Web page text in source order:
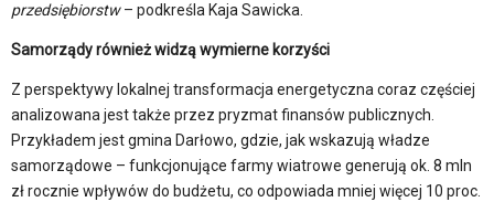
przedsiębiorstw– podkreśla Kaja Sawicka.
Samorządy również widzą wymierne korzyści
Z perspektywy lokalnej transformacja energetyczna coraz częściej
analizowana jest także przez pryzmat finansów publicznych.
Przykładem jest gmina Darłowo, gdzie, jak wskazują władze
samorządowe – funkcjonujące farmy wiatrowe generują ok. 8 mln
zł rocznie wpływów do budżetu, co odpowiada mniej więcej 10 proc.